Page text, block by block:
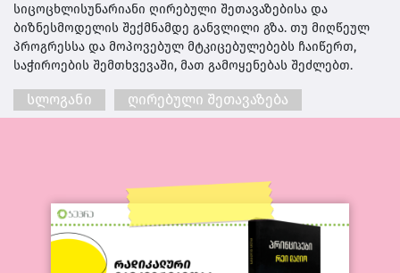
სიცოცხლისუნარიანი ღირებული შეთავაზებისა და
ბიზნესმოდელის შექმნამდე განვლილი გზა. თუ მიღ­წეულ
პროგრესსა და მოპოვებულ მტკიცებულებებს ჩაიწერთ,
საჭიროების შემთხვევაში, მათ გამოყენებას შეძლებთ.
სლოგანი ღირებული შეთავაზება